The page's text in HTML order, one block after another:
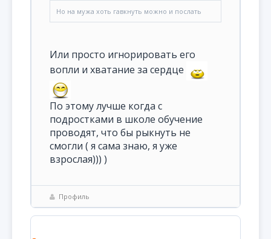
Но на мужа хоть гавкнуть можно и послать
Или просто игнорировать его
вопли и хватание за сердце
По этому лучше когда с
подростками в школе обучение
проводят, что бы рыкнуть не
смогли ( я сама знаю, я уже
взрослая))) )
Профиль